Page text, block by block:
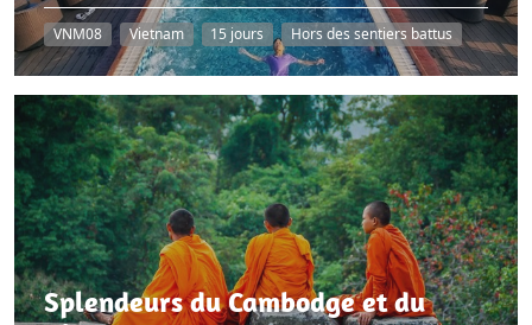
VNM08 Vietnam 15 jours Hors des sentiers battus
Splendeurs du Cambodge et du